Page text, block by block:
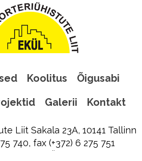
Koolitus
Õigusabi
Galerii Kontakt
Liit Sakala 23A, 10141 Tallinn
740, fax (+372) 6 275 751